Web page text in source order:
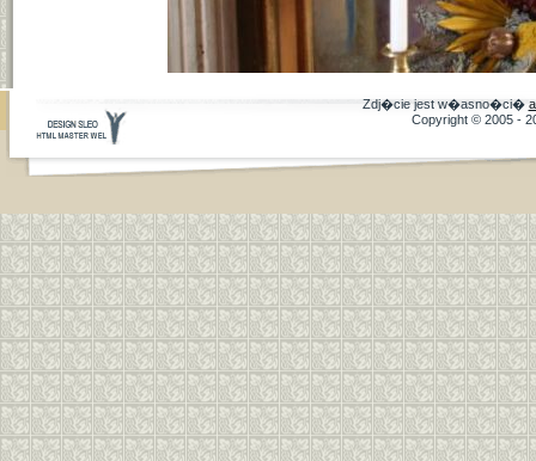
Zdj�cie jest w�asno�ci�
Copyright © 2005 -